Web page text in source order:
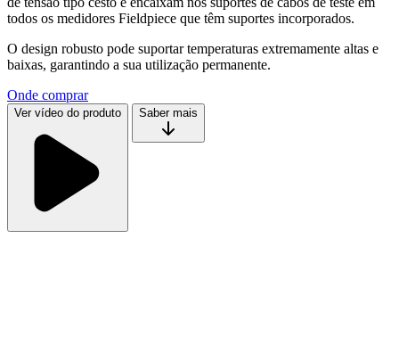
todos os medidores Fieldpiece que têm suportes incorporados.
O design robusto pode suportar temperaturas extremamente altas e
baixas, garantindo a sua utilização permanente.
Onde comprar
Ver vídeo do produto Saber mais